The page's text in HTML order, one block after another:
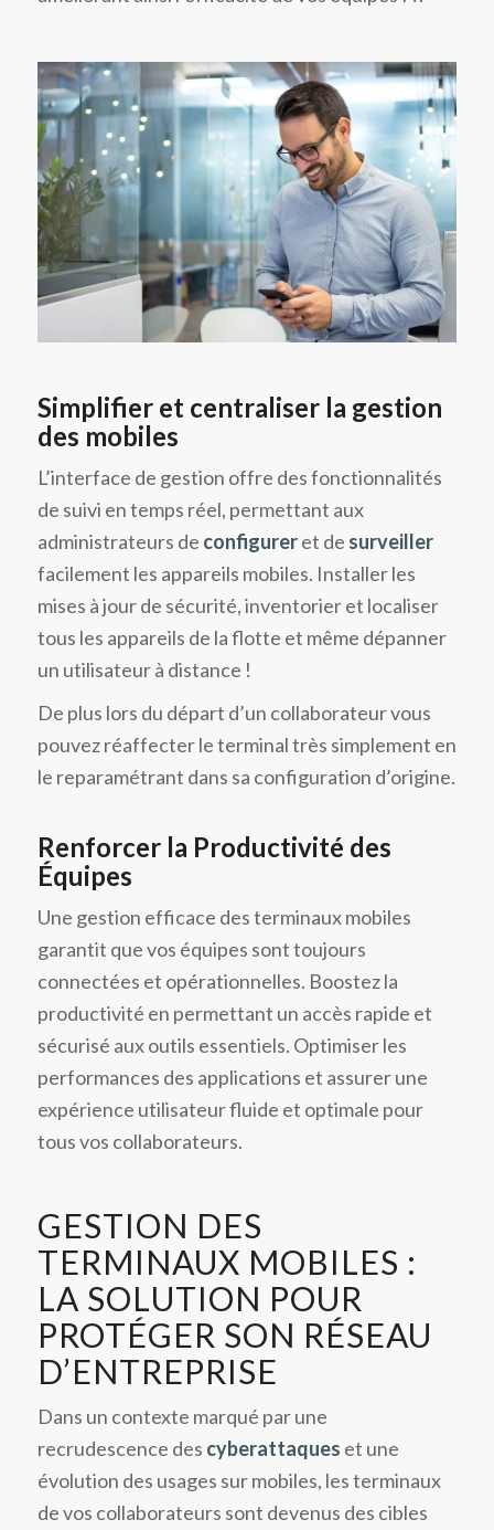
Simplifier et centraliser la gestion
des mobiles
L’interface de gestion offre des fonctionnalités
de suivi en temps réel, permettant aux
administrateurs de configureret de surveiller
facilement les appareils mobiles. Installer les
mises à jour de sécurité, inventorier et localiser
tous les appareils de la flotte et même dépanner
un utilisateur à distance !
De plus lors du départ d’un collaborateur vous
pouvez réaffecter le terminal très simplement en
le reparamétrant dans sa configuration d’origine.
Renforcer la Productivité des
Équipes
Une gestion efficace des terminaux mobiles
garantit que vos équipes sont toujours
connectées et opérationnelles. Boostez la
productivité en permettant un accès rapide et
sécurisé aux outils essentiels. Optimiser les
performances des applications et assurer une
expérience utilisateur fluide et optimale pour
tous vos collaborateurs.
GESTION DES
TERMINAUX MOBILES :
LA SOLUTION POUR
PROTÉGER SON RÉSEAU
D’ENTREPRISE
Dans un contexte marqué par une
recrudescence des cyberattaques et une
évolution des usages sur mobiles, les terminaux
de vos collaborateurs sont devenus des cibles